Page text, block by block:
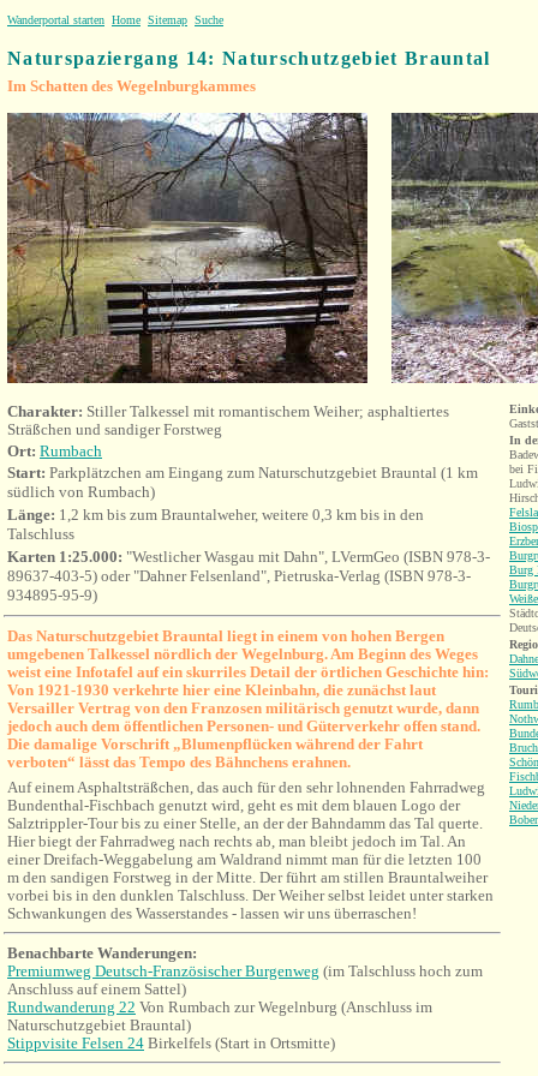
Wanderportal starten Home Sitemap Suche
Naturspaziergang 14: Naturschutzgebiet Brauntal
Im Schatten des Wegelnburgkammes
Charakter: Stiller Talkessel mit romantischem Weiher; asphaltiertes
Sträßchen und sandiger Forstweg
Ort: Rumbach
Start: Parkplätzchen am Eingang zum Naturschutzgebiet Brauntal (1 km
südlich von Rumbach)
Länge: 1,2 km bis zum Brauntalweher, weitere 0,3 km bis in den
Talschluss
Karten 1:25.000: "Westlicher Wasgau mit Dahn", LVermGeo (ISBN 978-3-
89637-403-5) oder "Dahner Felsenland", Pietruska-Verlag (ISBN 978-3-
934895-95-9)
Das Naturschutzgebiet Brauntal liegt in einem von hohen Bergen
umgebenen Talkessel nördlich der Wegelnburg. Am Beginn des Weges
weist eine Infotafel auf ein skurriles Detail der örtlichen Geschichte hin:
Von 1921-1930 verkehrte hier eine Kleinbahn, die zunächst laut
Versailler Vertrag von den Franzosen militärisch genutzt wurde, dann
jedoch auch dem öffentlichen Personen- und Güterverkehr offen stand.
Die damalige Vorschrift „Blumenpflücken während der Fahrt
verboten“ lässt das Tempo des Bähnchens erahnen.
Auf einem Asphaltsträßchen, das auch für den sehr lohnenden Fahrradweg
Bundenthal-Fischbach genutzt wird, geht es mit dem blauen Logo der
Salztrippler-Tour bis zu einer Stelle, an der der Bahndamm das Tal querte.
Hier biegt der Fahrradweg nach rechts ab, man bleibt jedoch im Tal. An
einer Dreifach-Weggabelung am Waldrand nimmt man für die letzten 100
m den sandigen Forstweg in der Mitte. Der führt am stillen Brauntalweiher
vorbei bis in den dunklen Talschluss. Der Weiher selbst leidet unter starken
Schwankungen des Wasserstandes - lassen wir uns überraschen!
Benachbarte Wanderungen:
Premiumweg Deutsch-Französischer Burgenweg (im Talschluss hoch zum
Anschluss auf einem Sattel)
Rundwanderung 22 Von Rumbach zur Wegelnburg (Anschluss im
Naturschutzgebiet Brauntal)
Stippvisite Felsen 24 Birkelfels (Start in Ortsmitte)
In
bei
Burg